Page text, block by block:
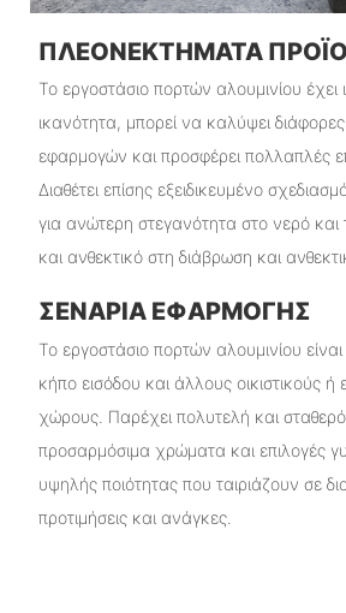
ΠΛΕΟΝΕΚΤΉΜΑΤΑ
Το εργοστάσιο πορτών αλουμινίου
ικανότητα, μπορεί να καλύψει διάφορες
εφαρμογών και προσφέρει πολλαπλές
Διαθέτει επίσης εξειδικευμένο
για ανώτερη στεγανότητα στο νερό
και ανθεκτικό στη διάβρωση και
ΣΕΝΆΡΙΑ ΕΦΑΡΜΟΓΉΣ
Το εργοστάσιο πορτών αλουμινίου
κήπο εισόδου και άλλους οικιστικούς ή
χώρους. Παρέχει πολυτελή και
προσαρμόσιμα χρώματα και επιλογές
υψηλής ποιότητας που ταιριάζουν σε
προτιμήσεις και ανάγκες.